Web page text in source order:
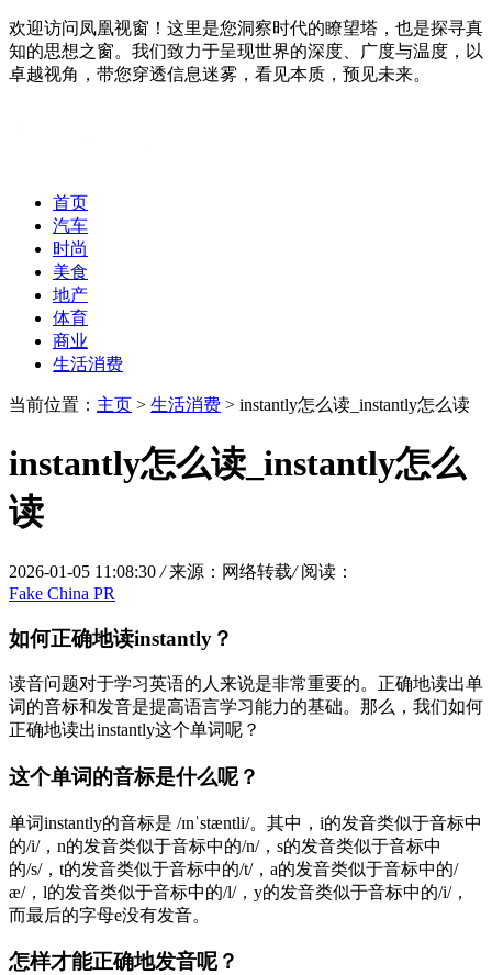
欢迎访问凤凰视窗！这里是您洞察时代的瞭望塔，也是探寻真
知的思想之窗。我们致力于呈现世界的深度、广度与温度，以
卓越视角，带您穿透信息迷雾，看见本质，预见未来。
首页
汽车
时尚
美食
地产
体育
商业
生活消费
当前位置： 主页 > 生活消费 > instantly怎么读_instantly怎么读
instantly怎么读_instantly怎么
读
2026-01-05 11:08:30 / 来源：网络转载/ 阅读：
Fake China PR
如何正确地读instantly？
读音问题对于学习英语的人来说是非常重要的。正确地读出单
词的音标和发音是提高语言学习能力的基础。那么，我们如何
正确地读出instantly这个单词呢？
这个单词的音标是什么呢？
单词instantly的音标是 /ɪnˈstæntli/。其中，i的发音类似于音标中
的/i/，n的发音类似于音标中的/n/，s的发音类似于音标中
的/s/，t的发音类似于音标中的/t/，a的发音类似于音标中的/
æ/，l的发音类似于音标中的/l/，y的发音类似于音标中的/i/，
而最后的字母e没有发音。
怎样才能正确地发音呢？